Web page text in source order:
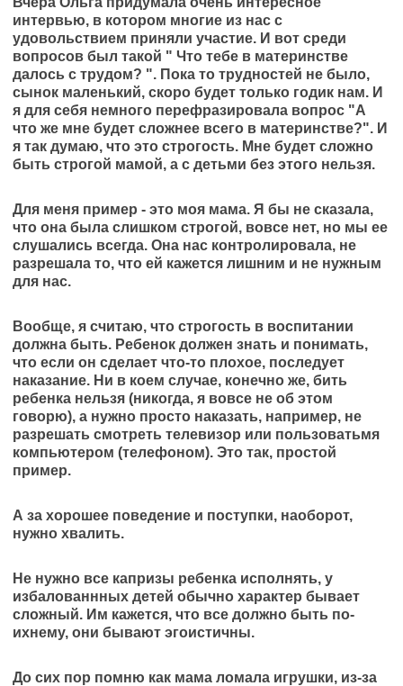
интервью, в котором многие из нас с
удовольствием приняли участие. И вот среди
вопросов был такой " Что тебе в материнстве
далось с трудом? ". Пока то трудностей не было,
сынок маленький, скоро будет только годик нам. И
я для себя немного перефразировала вопрос "А
что же мне будет сложнее всего в материнстве?". И
я так думаю, что это строгость. Мне будет сложно
быть строгой мамой, а с детьми без этого нельзя.
Для меня пример - это моя мама. Я бы не сказала,
что она была слишком строгой, вовсе нет, но мы ее
слушались всегда. Она нас контролировала, не
разрешала то, что ей кажется лишним и не нужным
для нас.
Вообще, я считаю, что строгость в воспитании
должна быть. Ребенок должен знать и понимать,
что если он сделает что-то плохое, последует
наказание. Ни в коем случае, конечно же, бить
ребенка нельзя (никогда, я вовсе не об этом
говорю), а нужно просто наказать, например, не
разрешать смотреть телевизор или пользоватьмя
компьютером (телефоном). Это так, простой
пример.
А за хорошее поведение и поступки, наоборот,
нужно хвалить.
Не нужно все капризы ребенка исполнять, у
избалованнных детей обычно характер бывает
сложный. Им кажется, что все должно быть по-
ихнему, они бывают эгоистичны.
До сих пор помню как мама ломала игрушки, из-за